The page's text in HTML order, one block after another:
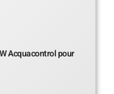
Acquacontrol pour